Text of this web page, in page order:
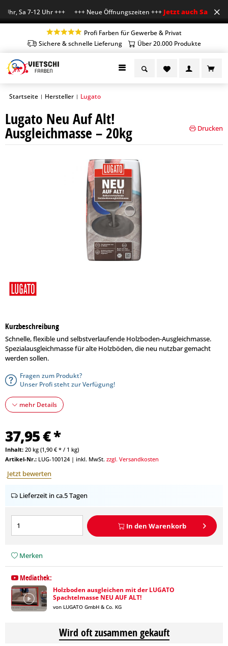
Sa 7-12 Uhr +++ +++ Neue Öffnungszeiten +++Jetzt auch Sa
Profi Farben für Gewerbe & Privat
Sichere & schnelle Lieferung
Über 20.000 Produkte
Startseite | Hersteller | Lugato
Lugato Neu Auf Alt!
Ausgleichmasse – 20kg Drucken
Kurzbeschreibung
Schnelle, flexible und selbstverlaufende Holzboden-Ausgleichmasse.
Spezialausgleichmasse für alte Holzböden, die neu nutzbar gemacht
werden sollen.
Fragen zum Produkt?
Unser Profi steht zur Verfügung!
mehr Details
37,95 € *
Inhalt: 20 kg (1,90 € * / 1 kg)
Artikel-Nr.: LUG-100124 | inkl. MwSt. zzgl. Versandkosten
Jetzt bewerten
Lieferzeit in ca.5 Tagen
In den Warenkorb
Merken
Mediathek:
Holzboden ausgleichen mit der LUGATO
Spachtelmasse NEU AUF ALT!
von LUGATO GmbH & Co. KG
Wird oft zusammen gekauft